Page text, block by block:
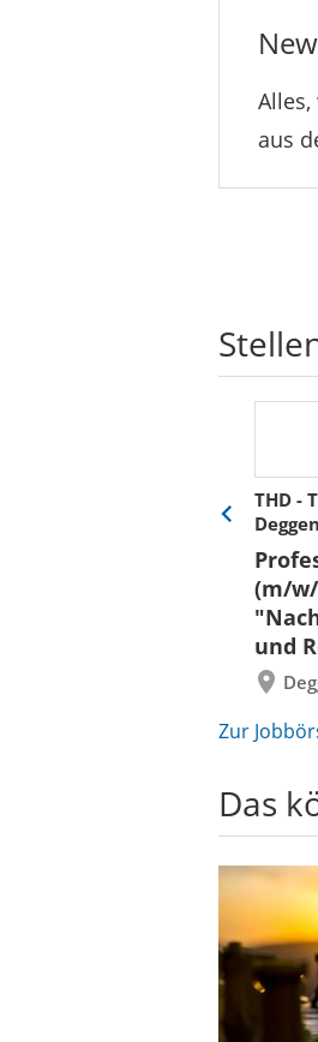
aus
THD -
(m/
und
Eine
zurück
Zur
Das